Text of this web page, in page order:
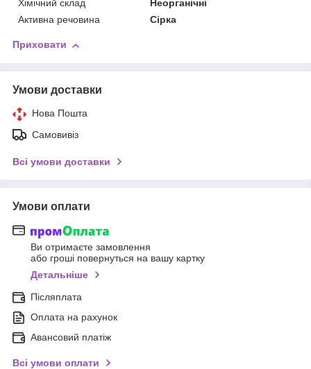
Хімічний склад
Неорганічні
Активна речовина
Сірка
Приховати
Умови доставки
Нова Пошта
Самовивіз
Всі умови доставки
Умови оплати
Ви отримаєте замовлення
або гроші повернуться на вашу картку
Детальніше
Післяплата
Оплата на рахунок
Авансовий платіж
Всі умови оплати